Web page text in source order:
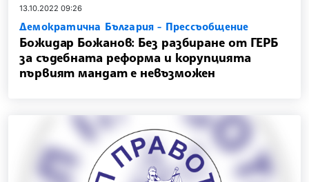
13.10.2022 09:26
Демократична България - Прессъобщение
Божидар Божанов: Без разбиране от ГЕРБ
за съдебната реформа и корупцията
първият мандат е невъзможен